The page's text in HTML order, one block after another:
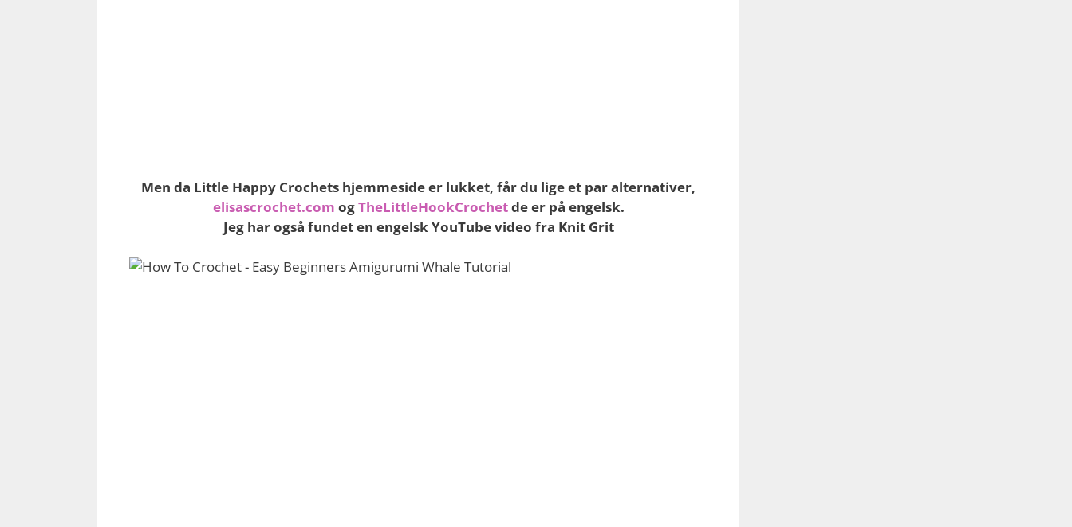
Men da Little Happy Crochets hjemmeside er lukket, får du lige et par alternativer,
elisascrochet.com ogTheLittleHookCrochetde er på engelsk.
Jeg har også fundet en engelsk YouTube video fra Knit Grit